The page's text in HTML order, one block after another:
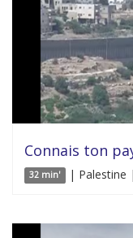
Connais ton
32 min' | Palestine